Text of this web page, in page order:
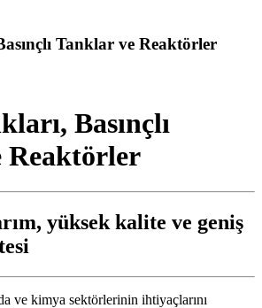
Tanklar ve Reaktörler
Basınçlı
Reaktörler
yüksek kalite ve geniş
ve kimya sektörlerinin ihtiyaçlarını